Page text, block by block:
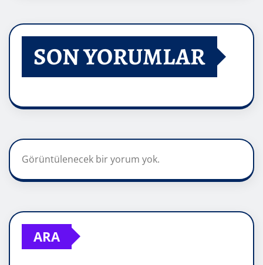
SON YORUMLAR
Görüntülenecek bir yorum yok.
ARA